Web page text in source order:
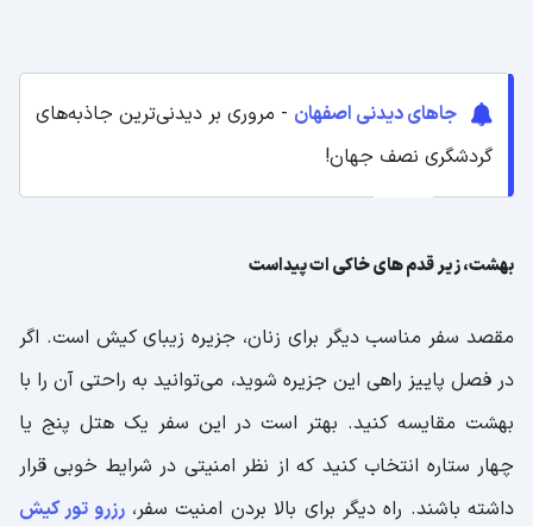
جاهای دیدنی اصفهان - مروری بر دیدنی‌ترین جاذبه‌های
گردشگری نصف جهان!
بهشت، زیر قدم های خاکی ات پیداست
مقصد سفر مناسب دیگر برای زنان، جزیره زیبای کیش است. اگر
در فصل پاییز راهی این جزیره شوید، می‌توانید به راحتی آن را با
بهشت مقایسه کنید. بهتر است در این سفر یک هتل پنج یا
چهار ستاره انتخاب کنید که از نظر امنیتی در شرایط خوبی قرار
داشته باشند. راه دیگر برای بالا بردن امنیت سفر،رزرو تور کیش